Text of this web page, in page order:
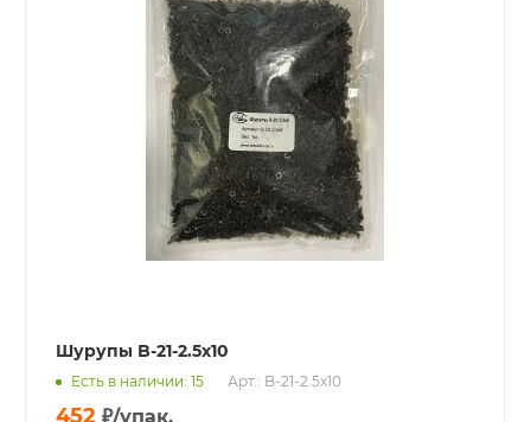
Шурупы B-21-2.5x10
Есть в наличии: 15 Арт.: B-21-2.5x10
452 ₽/упак.